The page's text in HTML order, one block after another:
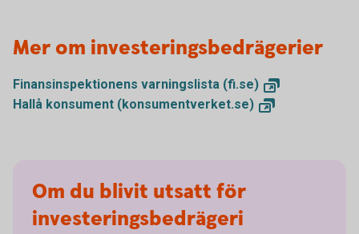
Mer om investeringsbedrägerier
Finansinspektionens varningslista (fi.se)
Hallå konsument (konsumentverket.se)
Om du blivit utsatt för
investeringsbedrägeri